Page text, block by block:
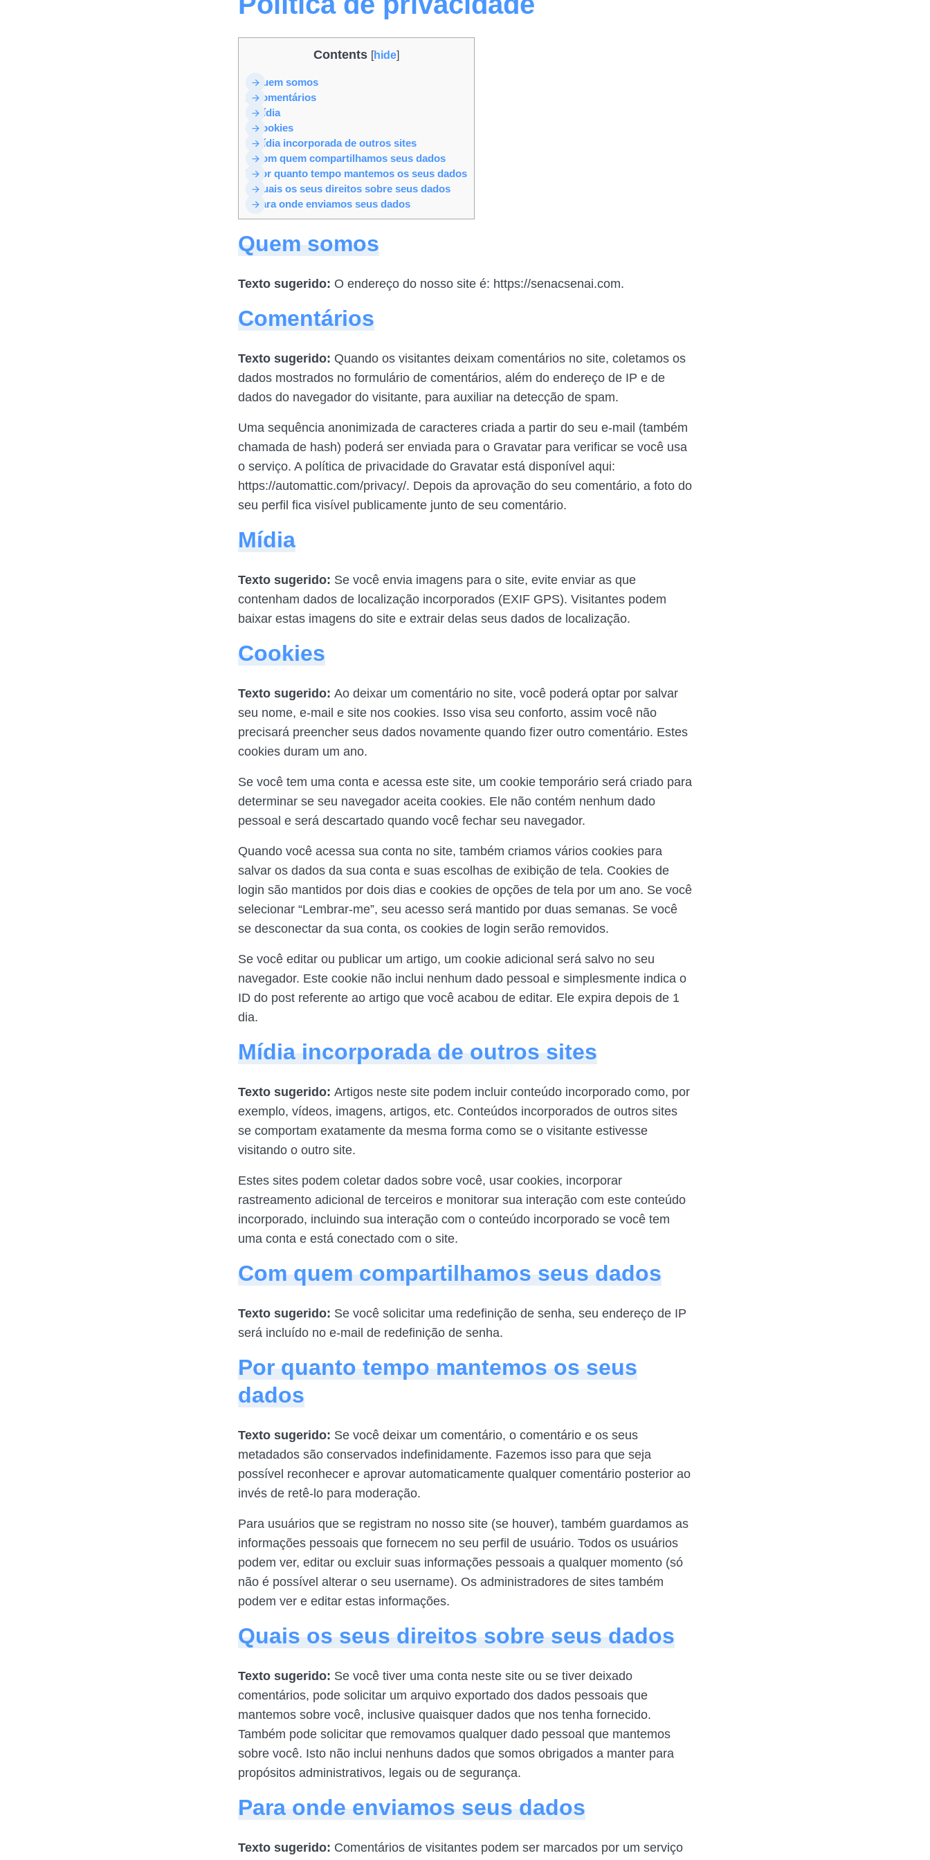
Contents [hide]
Quem somos
2 Comentários
3 Mídia
4 Cookies
5 Mídia incorporada de outros sites
6 Com quem compartilhamos seus dados
7 Por quanto tempo mantemos os seus dados
8 Quais os seus direitos sobre seus dados
9 Para onde enviamos seus dados
Quem somos
Texto sugerido: O endereço do nosso site é: https://senacsenai.com.
Comentários
Texto sugerido: Quando os visitantes deixam comentários no site, coletamos os
dados mostrados no formulário de comentários, além do endereço de IP e de
dados do navegador do visitante, para auxiliar na detecção de spam.
Uma sequência anonimizada de caracteres criada a partir do seu e-mail (também
chamada de hash) poderá ser enviada para o Gravatar para verificar se você usa
o serviço. A política de privacidade do Gravatar está disponível aqui:
https://automattic.com/privacy/. Depois da aprovação do seu comentário, a foto do
seu perfil fica visível publicamente junto de seu comentário.
Mídia
Texto sugerido: Se você envia imagens para o site, evite enviar as que
contenham dados de localização incorporados (EXIF GPS). Visitantes podem
baixar estas imagens do site e extrair delas seus dados de localização.
Cookies
Texto sugerido: Ao deixar um comentário no site, você poderá optar por salvar
seu nome, e-mail e site nos cookies. Isso visa seu conforto, assim você não
precisará preencher seus dados novamente quando fizer outro comentário. Estes
cookies duram um ano.
Se você tem uma conta e acessa este site, um cookie temporário será criado para
determinar se seu navegador aceita cookies. Ele não contém nenhum dado
pessoal e será descartado quando você fechar seu navegador.
Quando você acessa sua conta no site, também criamos vários cookies para
salvar os dados da sua conta e suas escolhas de exibição de tela. Cookies de
login são mantidos por dois dias e cookies de opções de tela por um ano. Se você
selecionar “Lembrar-me”, seu acesso será mantido por duas semanas. Se você
se desconectar da sua conta, os cookies de login serão removidos.
Se você editar ou publicar um artigo, um cookie adicional será salvo no seu
navegador. Este cookie não inclui nenhum dado pessoal e simplesmente indica o
ID do post referente ao artigo que você acabou de editar. Ele expira depois de 1
dia.
Mídia incorporada de outros sites
Texto sugerido: Artigos neste site podem incluir conteúdo incorporado como, por
exemplo, vídeos, imagens, artigos, etc. Conteúdos incorporados de outros sites
se comportam exatamente da mesma forma como se o visitante estivesse
visitando o outro site.
Estes sites podem coletar dados sobre você, usar cookies, incorporar
rastreamento adicional de terceiros e monitorar sua interação com este conteúdo
incorporado, incluindo sua interação com o conteúdo incorporado se você tem
uma conta e está conectado com o site.
Com quem compartilhamos seus dados
Texto sugerido: Se você solicitar uma redefinição de senha, seu endereço de IP
será incluído no e-mail de redefinição de senha.
Por quanto tempo mantemos os seus
dados
Texto sugerido: Se você deixar um comentário, o comentário e os seus
metadados são conservados indefinidamente. Fazemos isso para que seja
possível reconhecer e aprovar automaticamente qualquer comentário posterior ao
invés de retê-lo para moderação.
Para usuários que se registram no nosso site (se houver), também guardamos as
informações pessoais que fornecem no seu perfil de usuário. Todos os usuários
podem ver, editar ou excluir suas informações pessoais a qualquer momento (só
não é possível alterar o seu username). Os administradores de sites também
podem ver e editar estas informações.
Quais os seus direitos sobre seus dados
Texto sugerido: Se você tiver uma conta neste site ou se tiver deixado
comentários, pode solicitar um arquivo exportado dos dados pessoais que
mantemos sobre você, inclusive quaisquer dados que nos tenha fornecido.
Também pode solicitar que removamos qualquer dado pessoal que mantemos
sobre você. Isto não inclui nenhuns dados que somos obrigados a manter para
propósitos administrativos, legais ou de segurança.
Para onde enviamos seus dados
Texto sugerido: Comentários de visitantes podem ser marcados por um serviço